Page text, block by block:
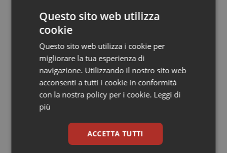
Salute orale & impianti
Sangue & coagulazione
Tiroide
Tumore al seno
Tumori del Polmone & Testa Collo
Potrebbe interessarti in
Governo e Parlamento
Decreto Pnrr. Ok definitivo del Senato:
via libera al nuovo Policlinico Umberto
I e proroga antincendio per gli
ospedali
Questo sito web utilizza
cookie
Questo sito web utilizza i cookie per
migliorare la tua esperienza di
navigazione. Utilizzando il nostro sito web
acconsenti a tutti i cookie in conformità
con la nostra policy per i cookie. Leggi di
più
ACCETTA TUTTI